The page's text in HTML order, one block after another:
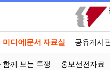
미디어|문서 자료실 공유게시
함께 보는 투쟁 홍보선전자료